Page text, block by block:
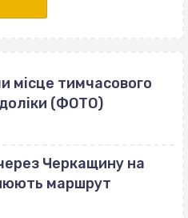
місце тимчасового
(ФОТО)
Черкащину на
маршрут